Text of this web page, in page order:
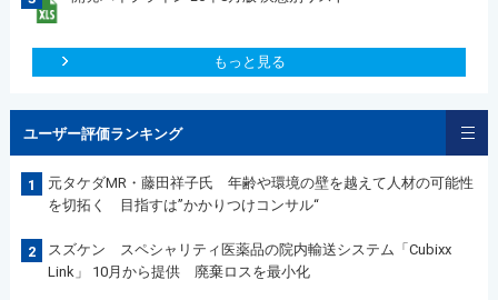
もっと見る
ユーザー評価ランキング
1
元タケダMR・藤田祥子氏 年齢や環境の壁を越えて人材の可能性
を切拓く 目指すは”かかりつけコンサル“
2
スズケン スペシャリティ医薬品の院内輸送システム「Cubixx
Link」 10月から提供 廃棄ロスを最小化